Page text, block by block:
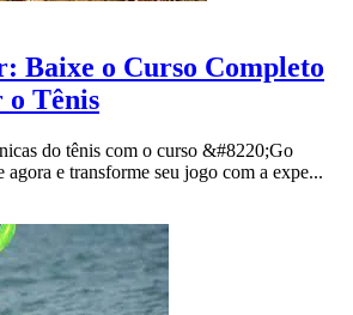
Baixe o Curso Completo
o Tênis
do tênis com o curso &#8220;Go
e transforme seu jogo com a expe...